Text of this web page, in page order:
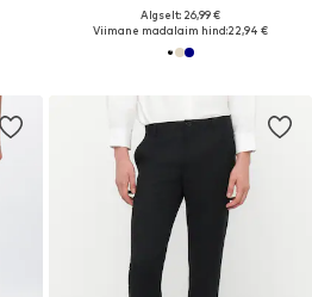
Algselt: 26,99 €
Viimane madalaim hind:22,94 €